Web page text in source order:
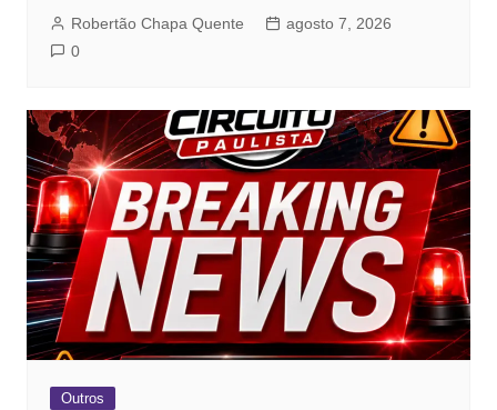
Robertão Chapa Quente
agosto 7, 2026
0
Outros